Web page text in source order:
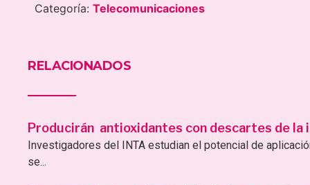
Categoría: Telecomunicaciones
RELACIONADOS
Producirán antioxidantes con descartes de
Investigadores del INTA estudian el potencial de
se...